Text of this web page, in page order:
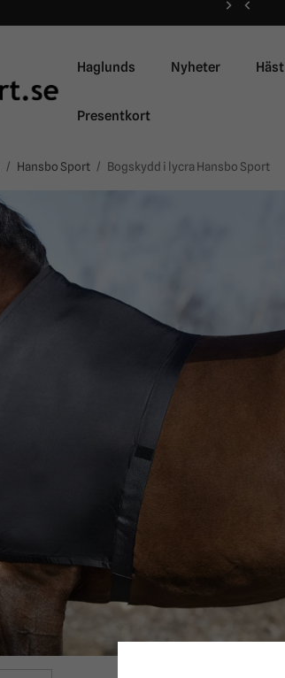
Haglunds Nyheter Häst
Presentkort
/ Hansbo Sport / Bogskydd i lycra Hansbo Sport